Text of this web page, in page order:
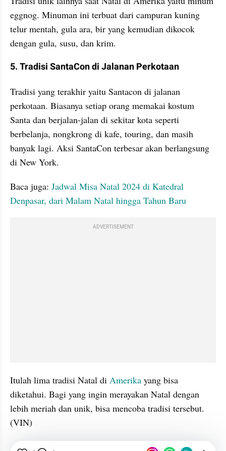
eggnog. Minuman ini terbuat dari campuran kuning
telur mentah, gula ara, bir yang kemudian dikocok
dengan gula, susu, dan krim.
5. Tradisi SantaCon di Jalanan Perkotaan
Tradisi yang terakhir yaitu Santacon di jalanan
perkotaan. Biasanya setiap orang memakai kostum
Santa dan berjalan-jalan di sekitar kota seperti
berbelanja, nongkrong di kafe, touring, dan masih
banyak lagi. Aksi SantaCon terbesar akan berlangsung
di New York.
Baca juga: Jadwal Misa Natal 2024 di Katedral
Denpasar, dari Malam Natal hingga Tahun Baru
ADVERTISEMENT
Itulah lima tradisi Natal di Amerika yang bisa
diketahui. Bagi yang ingin merayakan Natal dengan
lebih meriah dan unik, bisa mencoba tradisi tersebut.
(VIN)